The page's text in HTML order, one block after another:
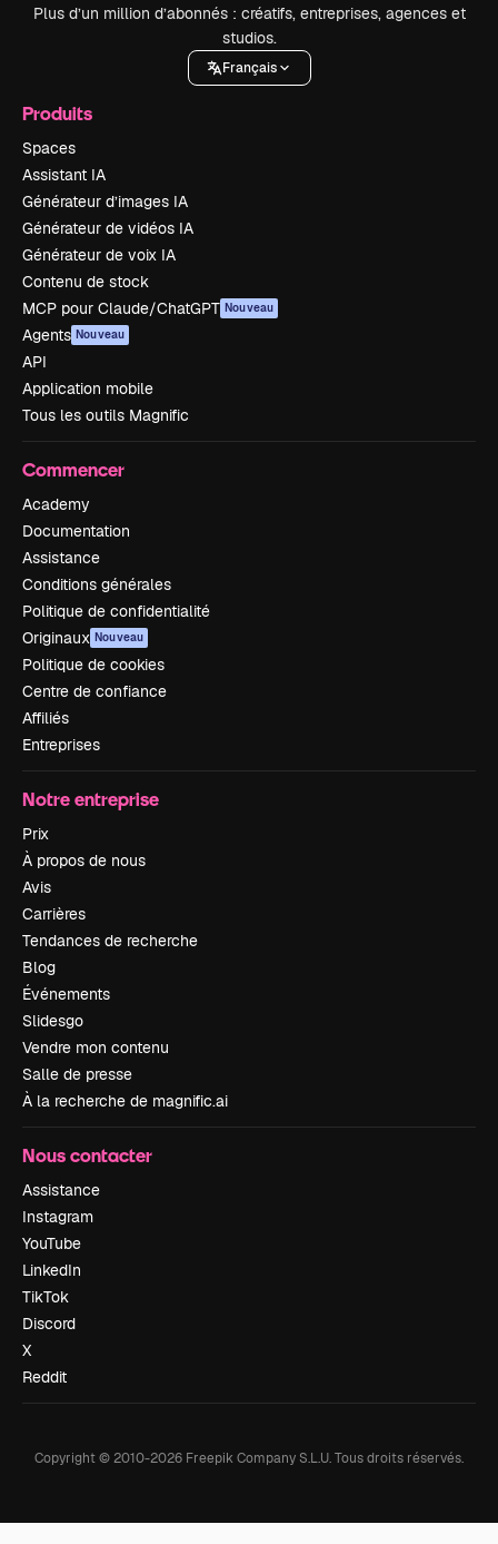
Plus d’un million d’abonnés : créatifs, entreprises, agences et
studios.
Français
Produits
Spaces
Assistant IA
Générateur d’images IA
Générateur de vidéos IA
Générateur de voix IA
Contenu de stock
MCP pour Claude/ChatGPT Nouveau
Agents Nouveau
API
Application mobile
Tous les outils Magnific
Commencer
Academy
Documentation
Assistance
Conditions générales
Politique de confidentialité
Originaux Nouveau
Politique de cookies
Centre de confiance
Affiliés
Entreprises
Notre entreprise
Prix
À propos de nous
Avis
Carrières
Tendances de recherche
Blog
Événements
Slidesgo
Vendre mon contenu
Salle de presse
À la recherche de magnific.ai
Nous contacter
Assistance
Instagram
YouTube
LinkedIn
TikTok
Discord
X
Reddit
Copyright © 2010-2026 Freepik Company S.L.U.Tous droits réservés.